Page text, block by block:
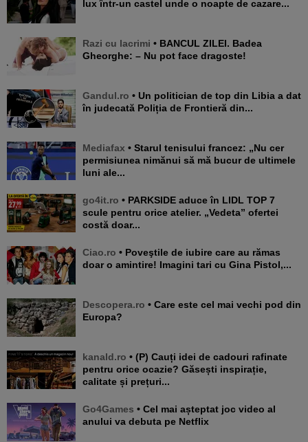
lux într-un castel unde o noapte de cazare...
Razi cu lacrimi • BANCUL ZILEI. Badea
Gheorghe: – Nu pot face dragoste!
Gandul.ro • Un politician de top din Libia a dat
în judecată Poliția de Frontieră din...
Mediafax • Starul tenisului francez: „Nu cer
permisiunea nimănui să mă bucur de ultimele
luni ale...
go4it.ro • PARKSIDE aduce în LIDL TOP 7
scule pentru orice atelier. „Vedeta” ofertei
costă doar...
Ciao.ro • Poveştile de iubire care au rămas
doar o amintire! Imagini tari cu Gina Pistol,...
Descopera.ro • Care este cel mai vechi pod din
Europa?
kanald.ro • (P) Cauți idei de cadouri rafinate
pentru orice ocazie? Găsești inspirație,
calitate și prețuri...
Go4Games • Cel mai așteptat joc video al
anului va debuta pe Netflix